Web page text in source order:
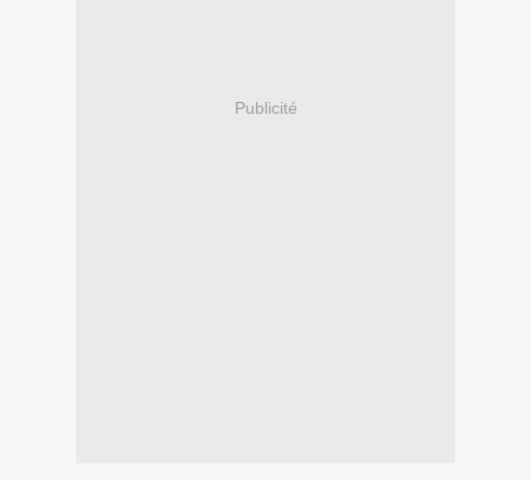
Publicité